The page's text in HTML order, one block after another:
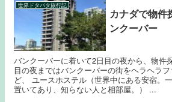
世界ドタバタ旅行記
カナダで物件
ンクーバー
バンクーバーに着いて2日目の夜から、物件
目の夜まではバンクーバーの街をヘラヘラ
ど、 ユースホステル（世界中にある安宿。
置いてあり、知らない人と相部屋。） ...